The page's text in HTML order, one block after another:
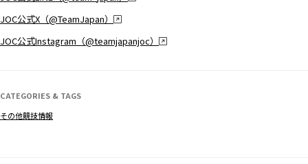
JOC公式X（@TeamJapan）
JOC公式Instagram（@teamjapanjoc）
CATEGORIES & TAGS
その他競技情報